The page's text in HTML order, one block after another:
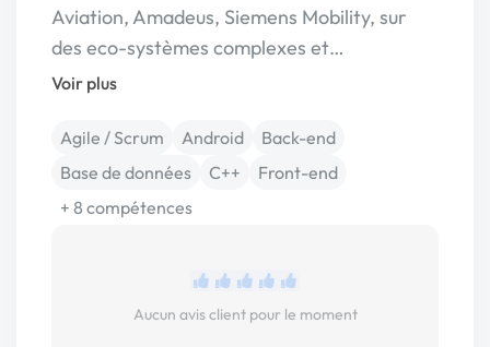
Aviation, Amadeus, Siemens Mobility, sur
des eco-systèmes complexes et…
Voir plus
Agile / Scrum Android
Back-end
Base de données
C++
Front-end
+ 8 compétences
Aucun avis client pour le moment